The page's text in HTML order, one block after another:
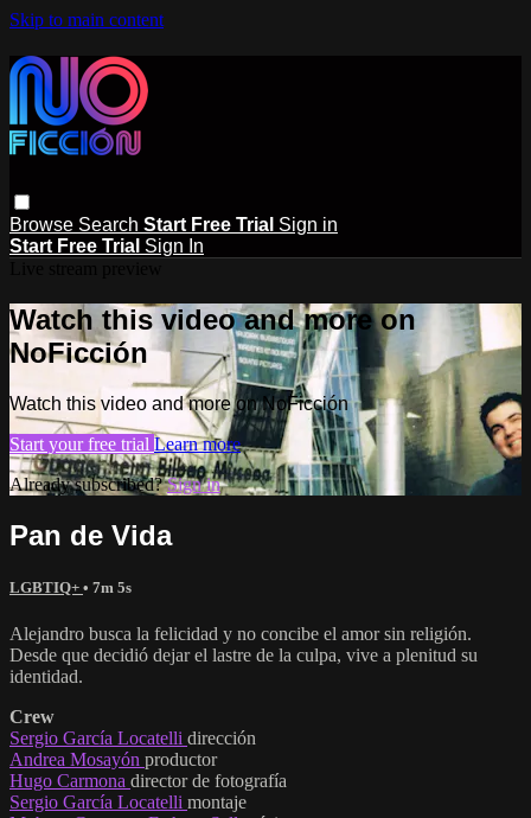
Skip to main content
Browse Search Start Free Trial Sign in
Start Free Trial Sign In
Watch this video and more on
NoFicción
Watch this video and more on NoFicción
Start your free trial Learn more
Already subscribed?Sign in
Pan de Vida
LGBTIQ+ • 7m 5s
Alejandro busca la felicidad y no concibe el amor sin religión.
Desde que decidió dejar el lastre de la culpa, vive a plenitud su
identidad.
Crew
Sergio García Locatelli dirección
Andrea Mosayón productor
Hugo Carmona director de fotografía
Sergio García Locatelli montaje